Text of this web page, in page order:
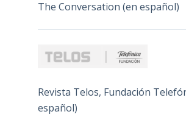
The Conversation (en español)
Revista Telos, Fundación
español)